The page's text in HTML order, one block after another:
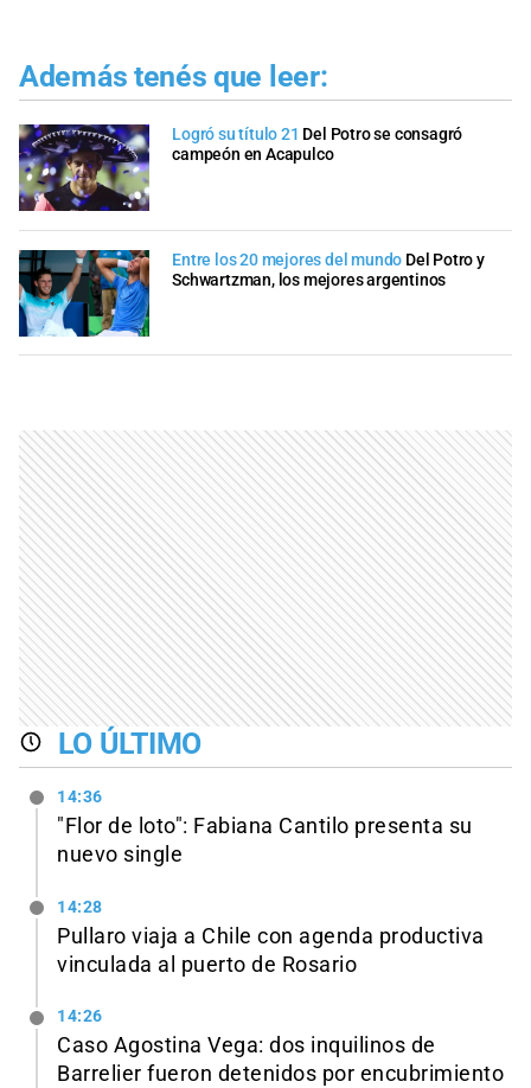
Además tenés que leer:
Logró su título 21 Del Potro se consagró
campeón en Acapulco
Entre los 20 mejores del mundo Del Potro y
Schwartzman, los mejores argentinos
LO ÚLTIMO
14:36
"Flor de loto": Fabiana Cantilo presenta su
nuevo single
14:28
Pullaro viaja a Chile con agenda productiva
vinculada al puerto de Rosario
14:26
Caso Agostina Vega: dos inquilinos de
Barrelier fueron detenidos por encubrimiento